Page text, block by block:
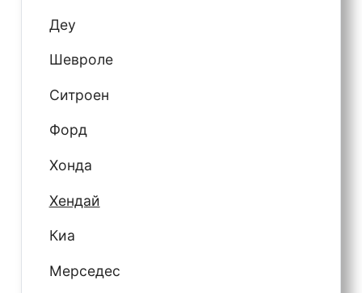
Деу
Шевроле
Ситроен
Форд
Хонда
Хендай
Киа
Мерседес